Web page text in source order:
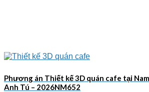
Phương án Thiết kế 3D quán cafe tại
Anh Tú – 2026NM652